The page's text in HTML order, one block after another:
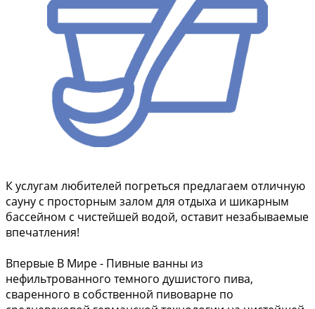
К услугам любителей погреться предлагаем отличную
сауну с просторным залом для отдыха и шикарным
бассейном с чистейшей водой, оставит незабываемые
впечатления!
Впервые В Мире - Пивные ванны из
нефильтрованного темного душистого пива,
сваренного в собственной пивоварне по